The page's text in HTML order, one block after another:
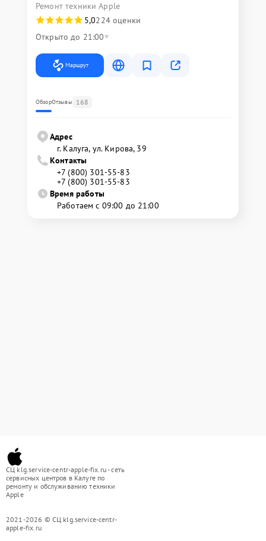
Ремонт техники Apple
5,0224 оценки
Открыто до 21:00
Маршрут
ОбзорОтзывы 168
Адрес
г. Калуга, ул. Кирова, 39
Контакты
+7 (800) 301-55-83
+7 (800) 301-55-83
Время работы
Работаем с 09:00 до 21:00
СЦ klg.service-centr-apple-fix.ru - сеть
сервисных центров в Калуге по
ремонту и обслуживанию техники
Apple
2021-2026 © СЦ klg.service-centr-
apple-fix.ru